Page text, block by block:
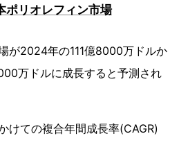
ポリオレフィン市場
が2024年の111億8000万ドルか
万ドルに成長すると予測され
けての複合年間成長率(CAGR)